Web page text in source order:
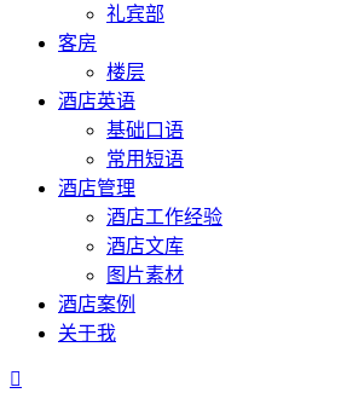
礼宾部
客房
楼层
酒店英语
基础口语
常用短语
酒店管理
酒店工作经验
酒店文库
图片素材
酒店案例
关于我
